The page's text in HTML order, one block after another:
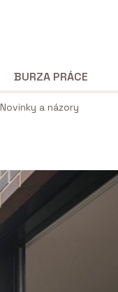
Novinky a názory
BURZA PRÁCE